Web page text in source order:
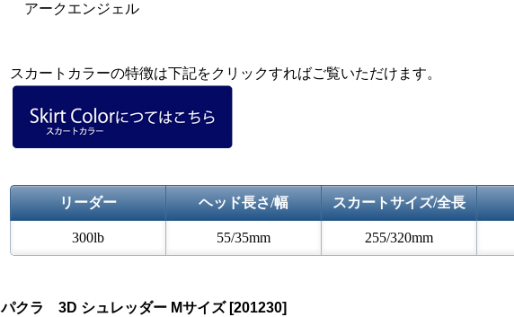
アークエンジェル
スカートカラーの特徴は下記をクリックすればご覧いただけます。
リーダー ヘッド長さ/幅 スカートサイズ/全長
300lb 55/35mm 255/320mm
パクラ 3D シュレッダー Mサイズ [201230]